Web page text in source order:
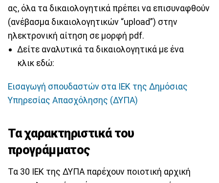
ας, όλα τα δικαιολογητικά πρέπει να επισυναφθούν
(ανέβασμα δικαιολογητικών “upload”) στην
ηλεκτρονική αίτηση σε μορφή pdf.
Δείτε αναλυτικά τα δικαιολογητικά με ένα
κλικ εδώ:
Εισαγωγή σπουδαστών στα ΙΕΚ της Δημόσιας
Υπηρεσίας Απασχόλησης (ΔΥΠΑ)
Τα χαρακτηριστικά του
προγράμματος
Τα 30 ΙΕΚ της ΔΥΠΑ παρέχουν ποιοτική αρχική